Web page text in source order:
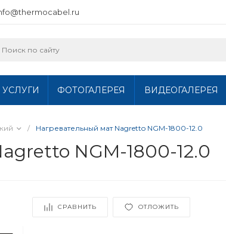
УСЛУГИ ФОТОГАЛЕРЕЯ ВИДЕОГАЛЕРЕЯ
/ Нагревательный мат Nagretto NGM-1800-12.0
NGM-1800-12.0
СРАВНИТЬ ОТЛОЖИТЬ